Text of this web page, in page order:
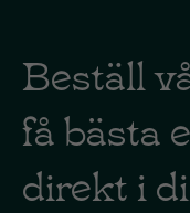
Beställ
få bästa
direkt i